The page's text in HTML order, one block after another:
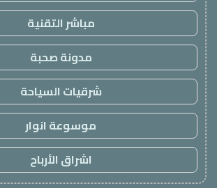
مباشر التقنية
مدونة صحبة
شرقيات السياحة
موسوعة انوار
اشراق الأرباح